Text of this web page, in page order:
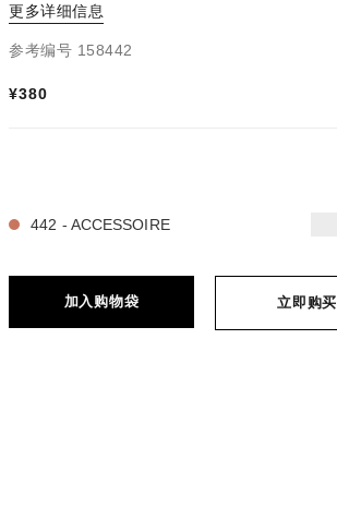
更多详细信息
参考编号 158442
¥380
442 - ACCESSOIRE
加入购物袋 立即购买